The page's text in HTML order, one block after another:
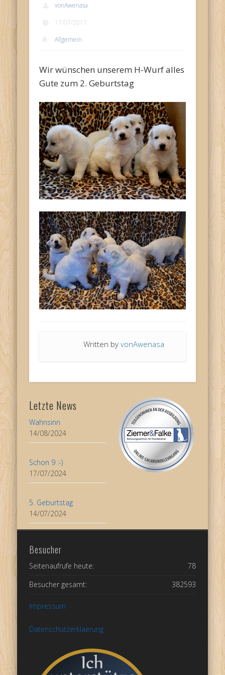
vonAwenasa
17/07/2017
Allgemein
Wir wünschen unserem H-Wurf alles
Gute zum 2. Geburtstag
Written byvonAwenasa
Letzte News
Wahnsinn
14/08/2024
Schon 9 :-)
17/07/2024
5. Geburtstag
14/07/2024
Besucher
78
Seitenaufrufe heute:
382593
Besucher gesamt:
Impressum
Datenschutzerklaerung